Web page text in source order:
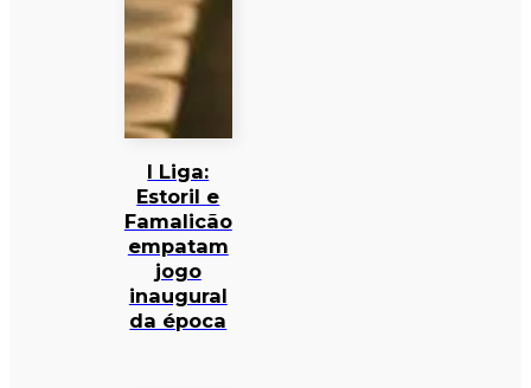
I Liga:
Estoril e
Famalicão
empatam
jogo
inaugural
da época